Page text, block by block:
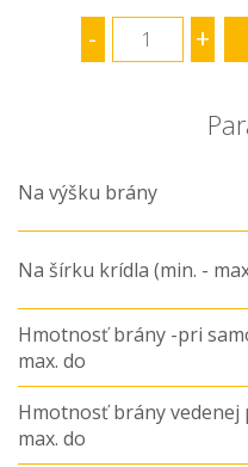
- +
Na výšku brány
Na šírku krídla (min. -
Hmotnosť brány -pri
max. do
Hmotnosť brány vedenej
max. do